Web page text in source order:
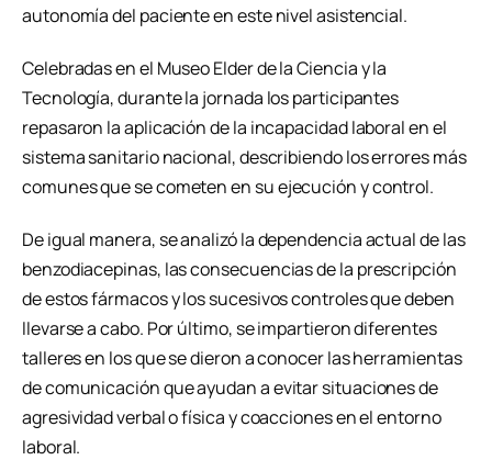
autonomía del paciente en este nivel asistencial.
Celebradas en el Museo Elder de la Ciencia y la
Tecnología, durante la jornada los participantes
repasaron la aplicación de la incapacidad laboral en el
sistema sanitario nacional, describiendo los errores más
comunes que se cometen en su ejecución y control.
De igual manera, se analizó la dependencia actual de las
benzodiacepinas, las consecuencias de la prescripción
de estos fármacos y los sucesivos controles que deben
llevarse a cabo. Por último, se impartieron diferentes
talleres en los que se dieron a conocer las herramientas
de comunicación que ayudan a evitar situaciones de
agresividad verbal o física y coacciones en el entorno
laboral.